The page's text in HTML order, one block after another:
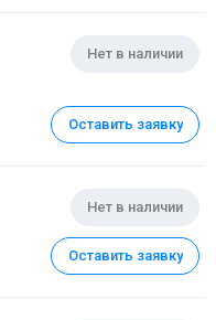
Нет в наличии
Оставить заявку
Нет в наличии
Оставить заявку